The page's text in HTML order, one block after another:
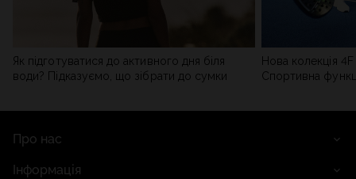
Як підготуватися до активного дня біля
води? Підказуємо, що зібрати до сумки
Нова колекція
Спортивна
Про нас
Інформація